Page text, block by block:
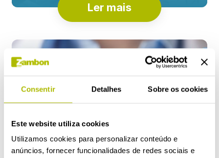
Consentir Detalhes Sobre os cookies
Este website utiliza cookies
Utilizamos cookies para personalizar conteúdo e
anúncios, fornecer funcionalidades de redes sociais e
Ler mais